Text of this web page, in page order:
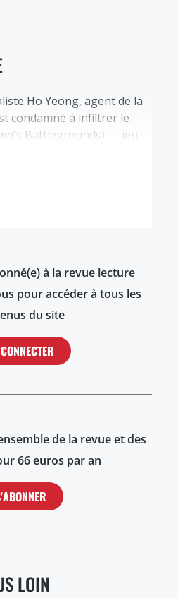
Ho Yeong, agent de la
condamné à infiltrer le
Battlegrounds) — jeu
à la revue lecture
pour accéder à tous les
du site
de la revue et des
66 euros par an
LOIN